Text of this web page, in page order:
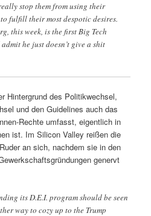
stop them from using their
fulfill their most despotic desires.
this week, is the first Big Tech
he just doesn’t give a shit
Hintergrund des Politikwechsel,
und den Guidelines auch das
Rechte umfasst, eigentlich in
ist. Im Silicon Valley reißen die
an sich, nachdem sie in den
genervt
its D.E.I. program should be seen
way to cozy up to the Trump